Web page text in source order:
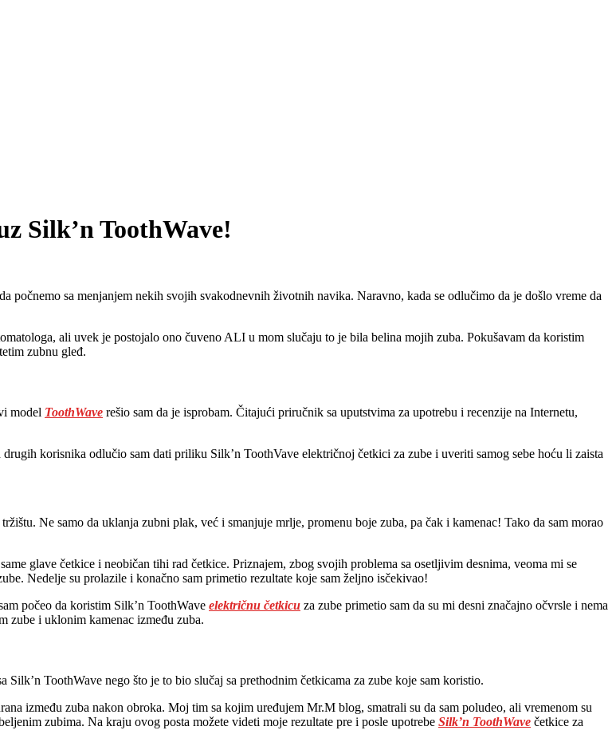
Silk’n ToothWave!
počnemo sa menjanjem nekih svojih svakodnevnih životnih navika. Naravno, kada se odlučimo da je došlo vreme da
ali uvek je postojalo ono čuveno ALI u mom slučaju to je bila belina mojih zuba. Pokušavam da koristim
zubnu gleđ.
model ToothWave rešio sam da je isprobam. Čitajući priručnik sa uputstvima za upotrebu i recenzije na Internetu,
korisnika odlučio sam dati priliku Silk’n ToothVave električnoj četkici za zube i uveriti samog sebe hoću li zaista
Ne samo da uklanja zubni plak, već i smanjuje mrlje, promenu boje zuba, pa čak i kamenac! Tako da sam morao
glave četkice i neobičan tihi rad četkice. Priznajem, zbog svojih problema sa osetljivim desnima, veoma mi se
Nedelje su prolazile i konačno sam primetio rezultate koje sam željno isčekivao!
počeo da koristim Silk’n ToothWave električnu četkicu za zube primetio sam da su mi desni značajno očvrsle i nema
zube i uklonim kamenac između zuba.
ToothWave nego što je to bio slučaj sa prethodnim četkicama za zube koje sam koristio.
između zuba nakon obroka. Moj tim sa kojim uređujem Mr.M blog, smatrali su da sam poludeo, ali vremenom su
zubima. Na kraju ovog posta možete videti moje rezultate pre i posle upotrebe Silk’n ToothWave četkice za